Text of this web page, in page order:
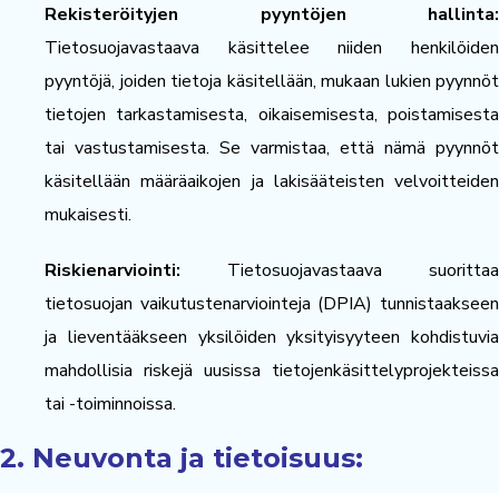
Rekisteröityjen pyyntöjen hallinta:
Tietosuojavastaava käsittelee niiden henkilöiden
pyyntöjä, joiden tietoja käsitellään, mukaan lukien pyynnöt
tietojen tarkastamisesta, oikaisemisesta, poistamisesta
tai vastustamisesta. Se varmistaa, että nämä pyynnöt
käsitellään määräaikojen ja lakisääteisten velvoitteiden
mukaisesti.
Riskienarviointi: Tietosuojavastaava suorittaa
tietosuojan vaikutustenarviointeja (DPIA) tunnistaakseen
ja lieventääkseen yksilöiden yksityisyyteen kohdistuvia
mahdollisia riskejä uusissa tietojenkäsittelyprojekteissa
tai -toiminnoissa.
2. Neuvonta ja tietoisuus: